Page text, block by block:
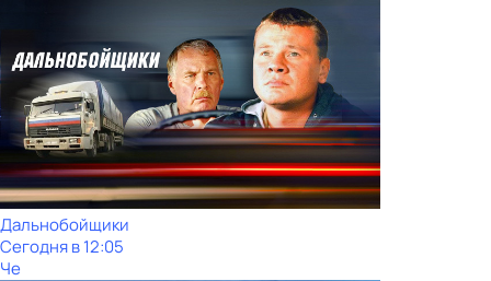
Дальнобойщики
Сегодня в 12:05
Че